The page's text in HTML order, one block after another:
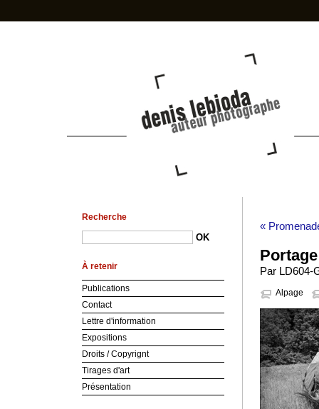
photo-
«
Par LD604-
Alpage
Recherche
À retenir
Publications
Contact
Lettre d'information
Expositions
Droits / Copyrignt
Tirages d'art
Présentation